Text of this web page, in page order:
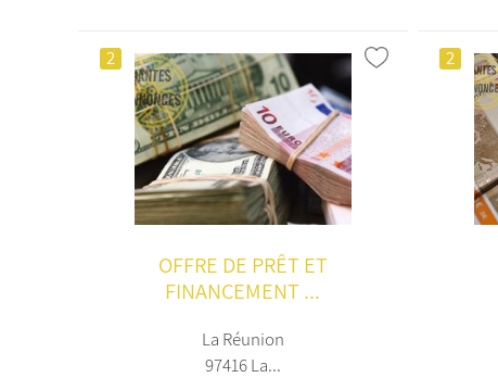
2
OFFRE DE PRÊT ET
FINANCEMENT ...
La Réunion
97416 La...
2